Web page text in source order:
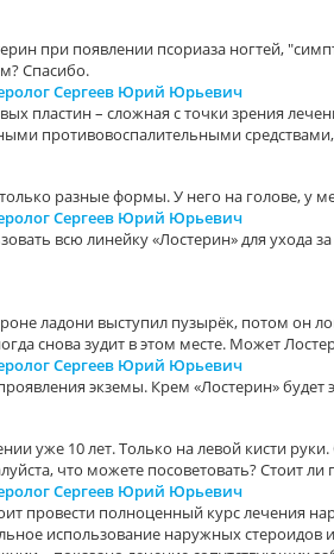
при появлении псориаза ногтей,
Спасибо.
Сергеев Юрий Юрьевич
пластин – сложная с точки зрения
противовоспалительными
разные формы. У него на голове,
Сергеев Юрий Юрьевич
всю линейку «Лостерин» для ухода
ладони выступил пузырёк, потом он
снова зудит в этом месте. Может
Сергеев Юрий Юрьевич
экземы. Крем «Лостерин»
уже 10 лет. Только на левой кисти
что можете посоветовать? Стоит
Сергеев Юрий Юрьевич
провести полноценный курс лечения
использование наружных